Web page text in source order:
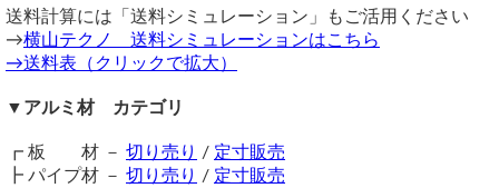
★アルマイトカラーは運搬・切断の際に小さな傷などがどう
しても生じるため、一部にスレや塗装落ちなどございます。
ご理解ください。
に伴う擦り傷等が発生することをご了承ください）
★アルマイト色： シルバーの品です。
※ブロンズ、ブラックは特注のため、定尺またはロット買い
⇒ アルミ丸パイプ 生地材 切り売り
⇒ 鉄 丸パイプ各種 切り売り
⇒ ステンレス 丸パイプ各種 切り売り
⇒ 樹脂キャップ 丸パイプ用（内栓タイプ） エンドキャッ
プ
⇒ アルミ板(A5052) 円板 切り売り
アルマイト処理について
送料計算には「送料シミュレーション」もご活用ください
→横山テクノ 送料シミュレーションはこちら
→送料表（クリックで拡大）
▼アルミ材 カテゴリ
┏ 板 材 － 切り売り / 定寸販売
┣ パイプ材 － 切り売り / 定寸販売